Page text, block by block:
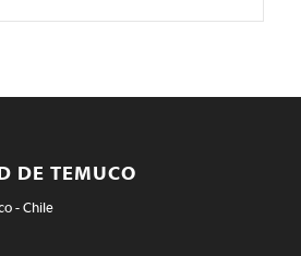
DE TEMUCO
- Chile